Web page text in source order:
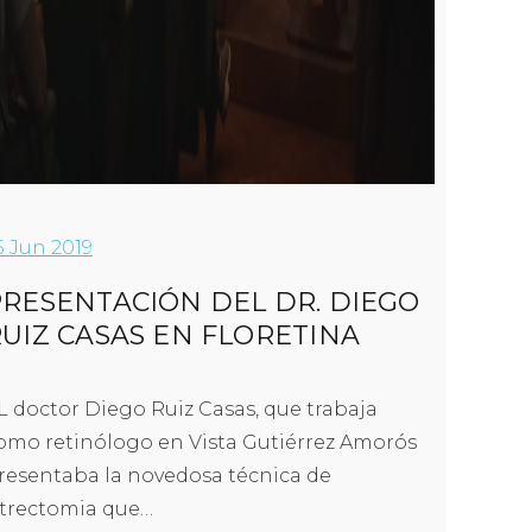
Jun 2019
DEL DR. DIEGO
CASAS EN FLORETINA
doctor Diego Ruiz Casas, que trabaja
retinólogo en Vista Gutiérrez Amorós
la novedosa técnica de
que…